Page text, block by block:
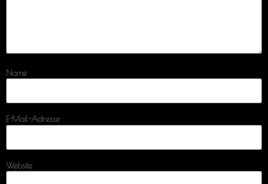
Name
E-Mail-Adresse
Website